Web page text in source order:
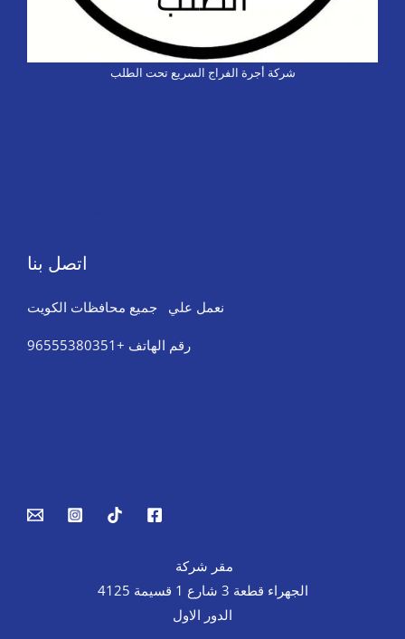
شركة أجرة الفراج السريع تحت الطلب
اتصل بنا
نعمل علي جميع محافظات الكويت
رقم الهاتف +96555380351
مقر شركة
الجهراء قطعة 3 شارع 1 قسيمة 4125
الدور الاول